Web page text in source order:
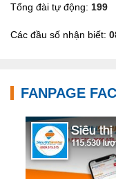
Tổng đài tự động: 199
Các đầu số nhận biết:
FANPAGE